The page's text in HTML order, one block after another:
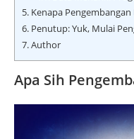
5. Kenapa
6. Penutup: Yuk, Mulai
7.Author
Apa Sih